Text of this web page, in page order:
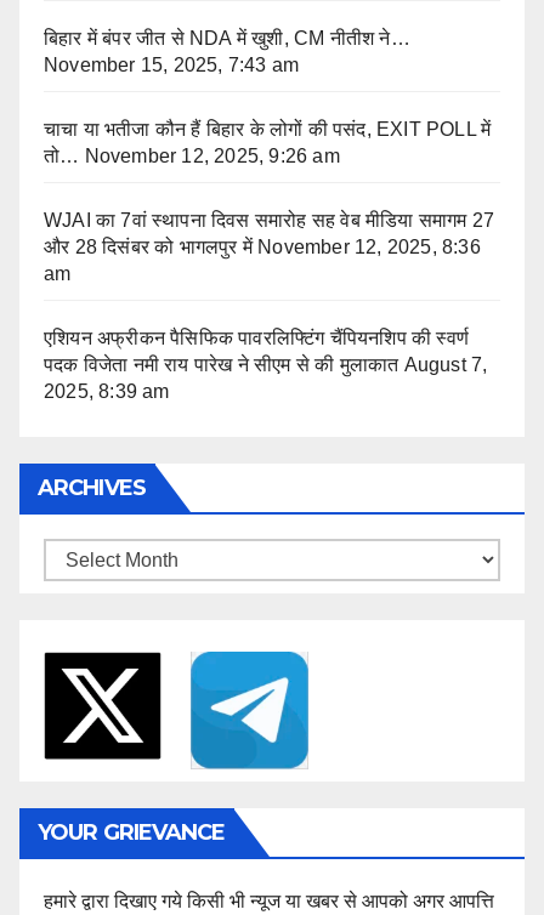
बिहार में बंपर जीत से NDA में खुशी, CM नीतीश ने…
November 15, 2025, 7:43 am
चाचा या भतीजा कौन हैं बिहार के लोगों की पसंद, EXIT POLL में
तो… November 12, 2025, 9:26 am
WJAI का 7वां स्थापना दिवस समारोह सह वेब मीडिया समागम 27
और 28 दिसंबर को भागलपुर में November 12, 2025, 8:36
am
एशियन अफ्रीकन पैसिफिक पावरलिफ्टिंग चैंपियनशिप की स्वर्ण
पदक विजेता नमी राय पारेख ने सीएम से की मुलाकात August 7,
2025, 8:39 am
ARCHIVES
Archives
YOUR GRIEVANCE
हमारे द्वारा दिखाए गये किसी भी न्यूज या खबर से आपको अगर आपत्ति